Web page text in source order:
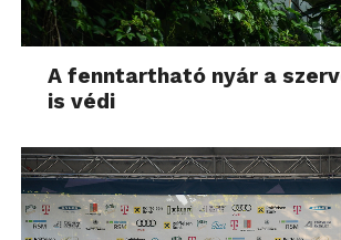
A fenntartható nyár a
is védi